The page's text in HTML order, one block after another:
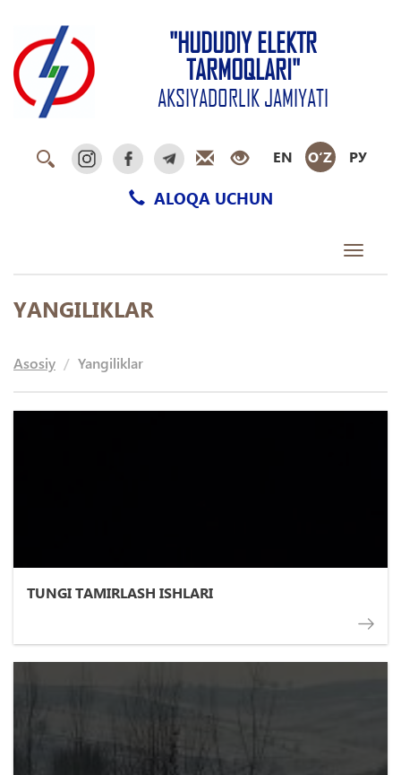
"HUDUDIY ELEKTR
TARMOQLARI"
AKSIYADORLIK JAMIYATI
EN O‘Z РУ
ALOQA UCHUN
Toggle
YANGILIKLAR
Asosiy Yangiliklar
TUNGI TAMIRLASH ISHLARI